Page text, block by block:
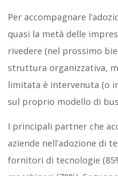
Per accompagnare
quasi la metà delle
rivedere (nel prossimo
struttura organizzativa,
limitata è intervenuta (o
sul proprio modello di
I principali partner che
aziende nell’adozione di
fornitori di tecnologie